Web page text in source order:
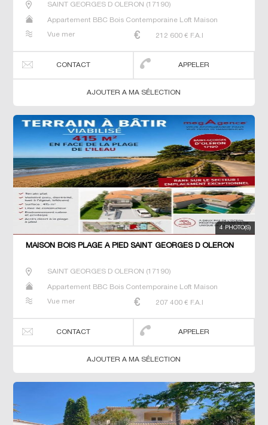
SAINT GEORGES D OLERON (17190)
Appartement BBC Bois Contemporaine Loft Maison
Vue mer
212 600 € F.A.I
CONTACT APPELER
AJOUTER A MA SÉLECTION
4 PHOTO(S)
MAISON BOIS PLAGE À PIED SAINT GEORGES D OLERON
SAINT GEORGES D OLERON (17190)
Appartement BBC Bois Contemporaine Loft Maison
Vue mer
207 400 € F.A.I
CONTACT APPELER
AJOUTER A MA SÉLECTION